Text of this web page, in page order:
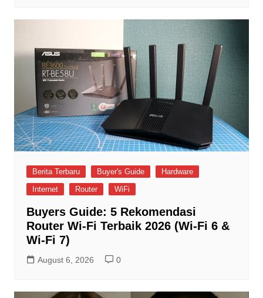
Berita Terbaru Buyer's Guide
Hardware
Internet
Router WiFi
Buyers Guide: 5 Rekomendasi
Router Wi-Fi Terbaik 2026 (Wi-Fi 6 &
Wi-Fi 7)
August 6, 2026 0